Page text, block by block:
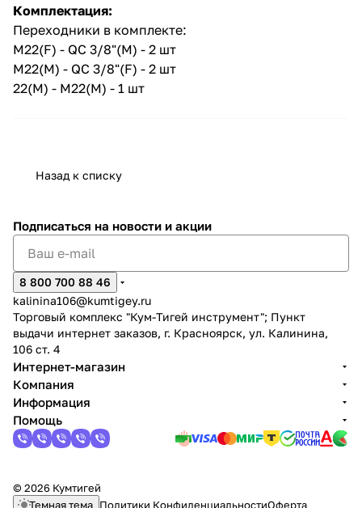
Комплектация:
Переходники в комплекте:
М22(F) - QC 3/8"(M) - 2 шт
M22(M) - QC 3/8"(F) - 2 шт
22(M) - M22(M) - 1 шт
Назад к списку
Подписаться на новости и акции
8 800 700 88 46
kalinina106@kumtigey.ru
Торговый комплекс "Кум-Тигей инструмент"; Пункт
выдачи интернет заказов, г. Красноярск, ул. Калинина,
106 ст. 4
Интернет-магазин
Компания
Информация
Помощь
© 2026 Кумтигей
Темная тема Политики КонфиденциальностиОферта
раз в 2 недели